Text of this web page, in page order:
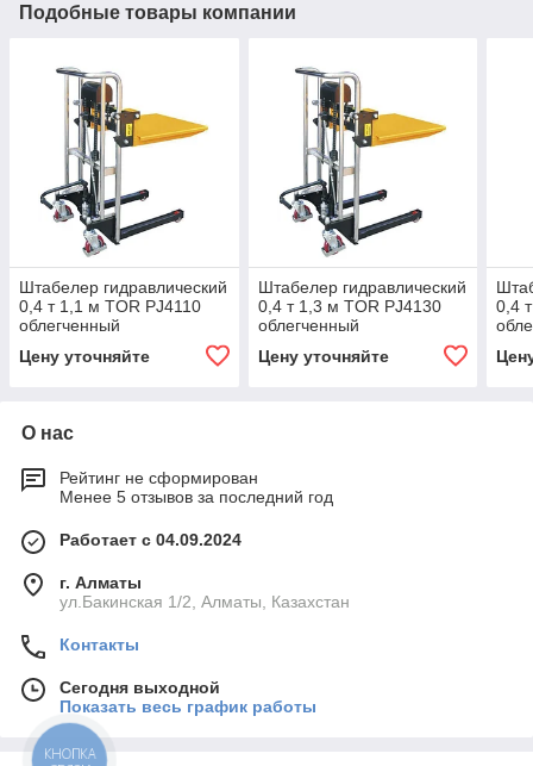
Подобные товары компании
Штабелер гидравлический
0,4 т 1,1 м TOR PJ4110
облегченный
Цену уточняйте
Штабелер гидравлический
0,4 т 1,3 м TOR PJ4130
облегченный
Цену уточняйте
0,4
О нас
Рейтинг не сформирован
Менее 5 отзывов за последний год
Работает с 04.09.2024
г. Алматы
ул.Бакинская 1/2, Алматы, Казахстан
Контакты
Сегодня выходной
Показать весь график работы
КНОПКА